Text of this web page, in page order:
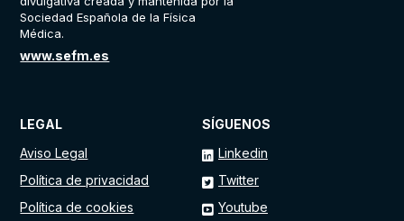
Sociedad Española de la Física
Médica.
www.sefm.es
SÍGUENOS
Linkedin
Twitter
Youtube
LEGAL
Aviso Legal
Política de privacidad
Política de cookies